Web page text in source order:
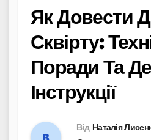
Як Довести
Сквірту:
Поради Та
Інструкції
Від Наталія